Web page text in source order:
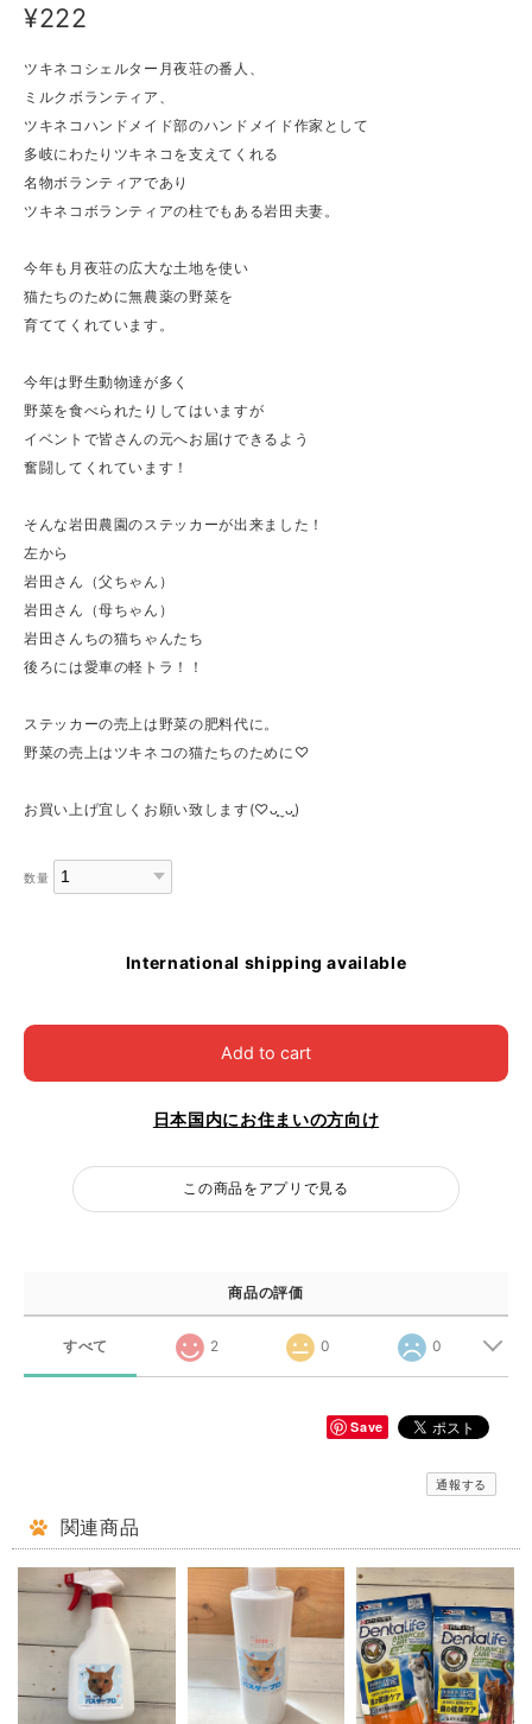
¥222
ツキネコシェルター月夜荘の番人、
ミルクボランティア、
ツキネコハンドメイド部のハンドメイド作家として
多岐にわたりツキネコを支えてくれる
名物ボランティアであり
ツキネコボランティアの柱でもある岩田夫妻。
今年も月夜荘の広大な土地を使い
猫たちのために無農薬の野菜を
育ててくれています。
今年は野生動物達が多く
野菜を食べられたりしてはいますが
イベントで皆さんの元へお届けできるよう
奮闘してくれています！
そんな岩田農園のステッカーが出来ました！
左から
岩田さん（父ちゃん）
岩田さん（母ちゃん）
岩田さんちの猫ちゃんたち
後ろには愛車の軽トラ！！
ステッカーの売上は野菜の肥料代に。
野菜の売上はツキネコの猫たちのために♡
お買い上げ宜しくお願い致します(♡ᴗ͈ˬᴗ͈)
数量
International shipping available
Add to cart
日本国内にお住まいの方向け
この商品をアプリで見る
商品の評価
すべて 2 0 0
Save
通報する
関連商品